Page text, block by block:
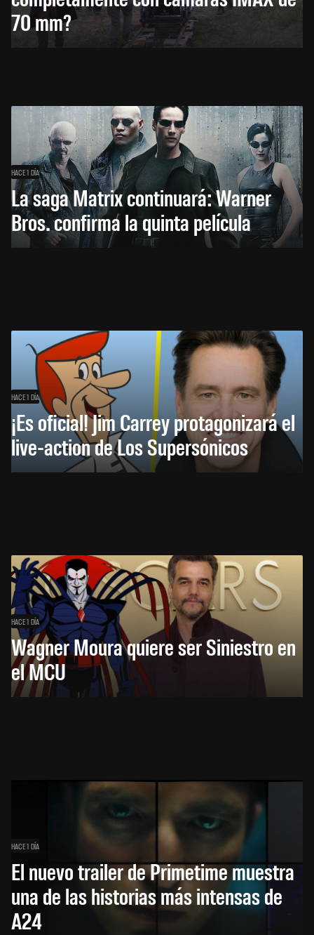
70 mm?
HACE 1 DÍA
La saga Matrix continuará: Warner
Bros. confirma la quinta película
HACE 1 DÍA
¡Es oficial! Jim Carrey protagonizará el
live-action de Los Supersónicos
HACE 1 DÍA
Wagner Moura quiere ser Siniestro en
el MCU
HACE 1 DÍA
El nuevo trailer de Primetime muestra
una de las historias más intensas de
A24